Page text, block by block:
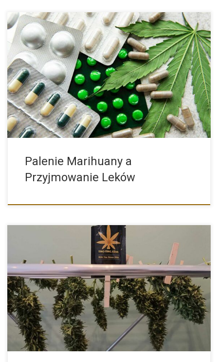
Palenie marihuany cieszy się coraz większą popularnością.
Nierzadko jest ona […]
Palenie Marihuany a
Przyjmowanie Leków
Suszenie ściętych roślin konopi to kwestia, która interesuje
naprawdę dużą […]